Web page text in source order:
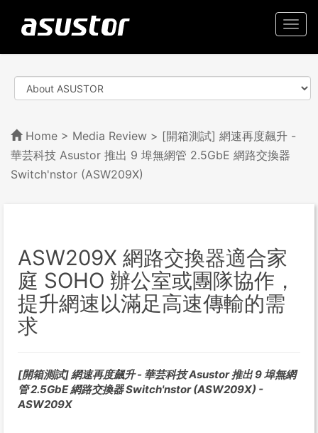
Home > Media Review > [開箱測試] 網速再度飆升 -
華芸科技 Asustor 推出 9 埠無網管 2.5GbE 網路交換器
Switch'nstor (ASW209X)
ASW209X 網路交換器適合家
庭 SOHO 辦公室或團隊協作，
提升網速以滿足高速傳輸的需
求
[開箱測試] 網速再度飆升 - 華芸科技 Asustor 推出 9 埠無網
管 2.5GbE 網路交換器 Switch'nstor (ASW209X) -
ASW209X